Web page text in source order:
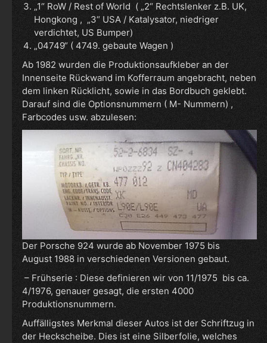
„1“ RoW / Rest of World ( „2“ Rechtslenker z.B. UK,
Hongkong , „3“ USA / Katalysator, niedriger
verdichtet, US Bumper)
„04749“ ( 4749. gebaute Wagen )
Ab 1982 wurden die Produktionsaufkleber an der
Innenseite Rückwand im Kofferraum angebracht, neben
dem linken Rücklicht, sowie in das Bordbuch geklebt.
Darauf sind die Optionsnummern ( M- Nummern) ,
Farbcodes usw. abzulesen:
Der Porsche 924 wurde ab November 1975 bis
August 1988 in verschiedenen Versionen gebaut.
– Frühserie : Diese definieren wir von 11/1975 bis ca.
4/1976, genauer gesagt, die ersten 4000
Produktionsnummern.
Auffälligstes Merkmal dieser Autos ist der Schriftzug in
der Heckscheibe. Dies ist eine Silberfolie, welches